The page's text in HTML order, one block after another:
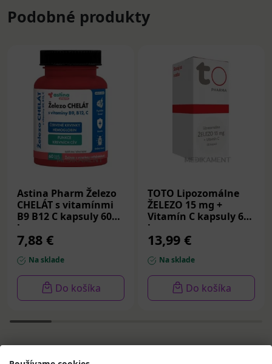
Podobné produkty
Astina Pharm Železo
CHELÁT s vitamínmi
B9 B12 C kapsuly 60
ks
7,88 €
Na sklade
Do košíka
TOTO Lipozomálne
ŽELEZO 15 mg +
Vitamín C kapsuly 60
ks
13,99 €
Na sklade
Do košíka